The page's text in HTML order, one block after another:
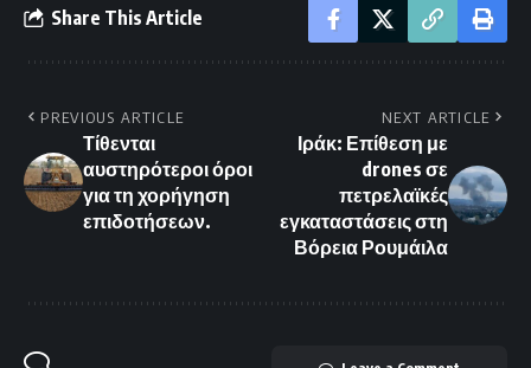
Share This Article
PREVIOUS ARTICLE
Τίθενται
αυστηρότεροι όροι
για τη χορήγηση
επιδοτήσεων.
NEXT ARTICLE
Ιράκ: Επίθεση με
drones σε
πετρελαϊκές
εγκαταστάσεις στη
Βόρεια Ρουμάιλα